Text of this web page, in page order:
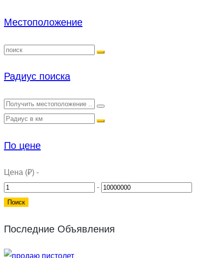
Местоположение
Радиус поиска
По цене
Цена (₽) -
-
Последние Объявления